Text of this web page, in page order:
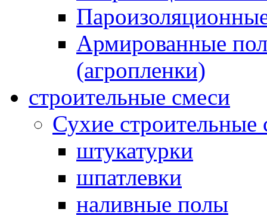
Армированные
(агропленки)
строительные смеси
Сухие строительные
штукатурки
шпатлевки
наливные полы